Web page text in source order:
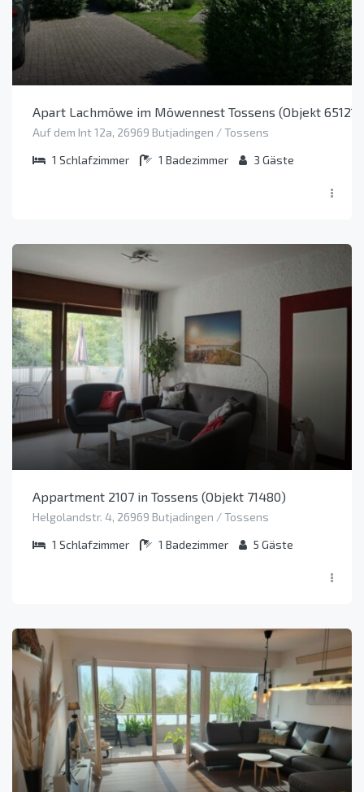
Apart Lachmöwe im Möwennest Tossens (Objekt 65121)
Auf dem Int 12a, 26969 Butjadingen / Tossens
1 Schlafzimmer 1 Badezimmer 3 Gäste
Appartment 2107 in Tossens (Objekt 71480)
Helgolandstr. 4, 26969 Butjadingen / Tossens
1 Schlafzimmer 1 Badezimmer 5 Gäste